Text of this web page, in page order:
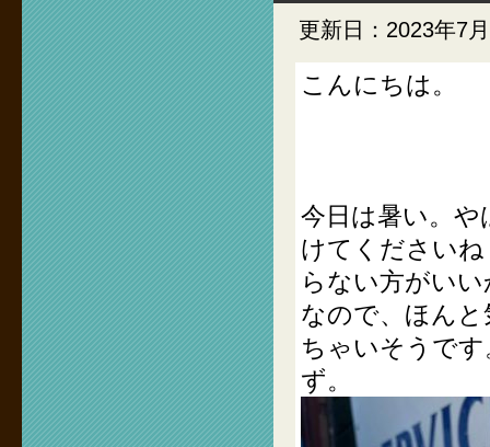
更新日：2023年7
こんにちは。
今日は暑い。
けてください
らない方がい
なので、ほん
ちゃいそうで
ず。